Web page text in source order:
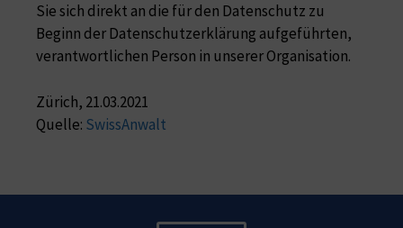
Sie sich direkt an die für den Datenschutz zu
Beginn der Datenschutzerklärung aufgeführten,
verantwortlichen Person in unserer Organisation.
Zürich, 21.03.2021
Quelle: SwissAnwalt